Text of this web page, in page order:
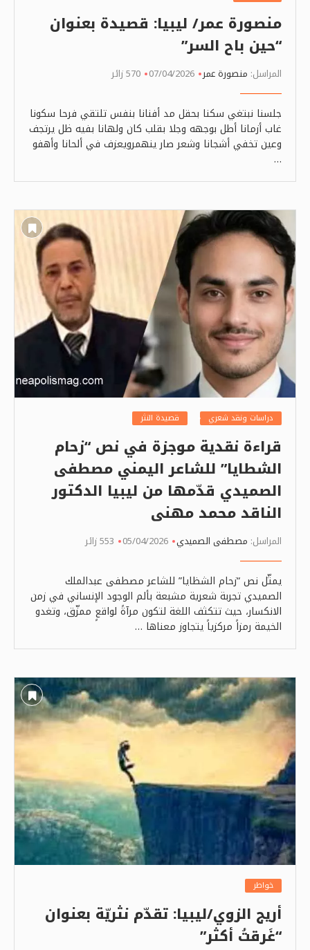
منصورة عمر/ ليبيا: قصيدة بعنوان
“حين باح السر”
المراسل: منصورة عمر 07/04/2026 570 زائر
جلسنا نبتغي سكنا بحقل مد أفنانا بنفس تلتقي فرحا سكونا
غاب أزمانا أطل بوجهه وجلا بقلب كان ولهانا بفيه ظل يرتجف
وعين تخفي أشجانا وشعر صار ينهمرويعزف في ألحانا وأهفو
…
دراسات ونقد شعري قصيدة النثر
قراءة نقدية موجزة في نص “زحام
الشطايا” للشاعر اليمني مصطفى
الصميدي قدّمها من ليبيا الدكتور
الناقد محمد مهنى
المراسل: مصطفى الصميدي 05/04/2026 553 زائر
يمثّل نص “زحام الشظايا” للشاعر مصطفى عبدالملك
الصميدي تجربة شعرية مشبعة بألم الوجود الإنساني في زمن
الانكسار، حيث تتكثف اللغة لتكون مرآةً لواقعٍ ممزّق، وتغدو
الخيمة رمزاً مركزياً يتجاوز معناها …
خواطر
أريج الزوي/ليبيا: تقدّم نثريّة بعنوان
“غَرقتُ أكثر”